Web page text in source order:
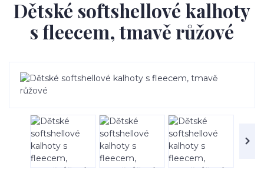
Dětské softshellové kalhoty
s fleecem, tmavě růžové